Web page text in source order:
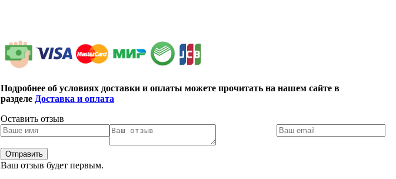
Подробнее об условиях доставки и оплаты можете прочитать на нашем сайте в
разделе Доставка и оплата
Оставить отзыв
Ваш отзыв будет первым.